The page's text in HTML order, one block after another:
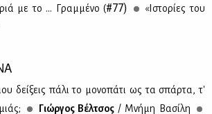
με το … Γραμ­μέ­νο (#77)
«Ιστο­ρί­ες του
δεί­ξεις πά­λι το μο­νο­πά­τι ως τα σπάρ­τα, τ'
Γιώρ­γος Βέλ­τσος / Mνή­μη Βα­σί­λη